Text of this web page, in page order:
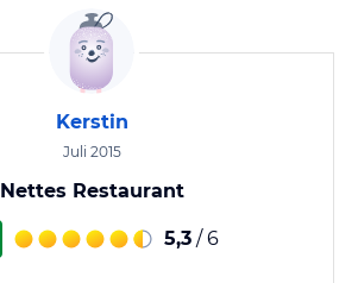
Kerstin
Juli 2015
Nettes Restaurant
5,3 / 6